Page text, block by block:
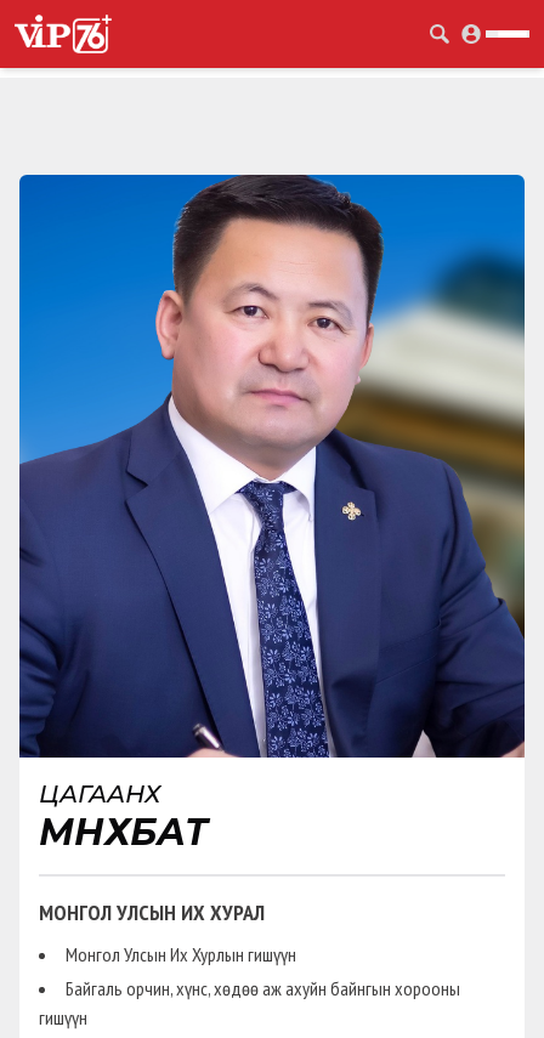
ЦАГААНХҮҮ
МӨНХБАТ
МОНГОЛ УЛСЫН ИХ ХУРАЛ
Монгол Улсын Их Хурлын гишүүн
Байгаль орчин, хүнс, хөдөө аж ахуйн байнгын хорооны
гишүүн